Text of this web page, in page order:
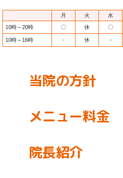
月 火 水
10時～20時
〇 休 〇
10時～16時 - 休 -
当院の方針
メニュー料金
院長紹介